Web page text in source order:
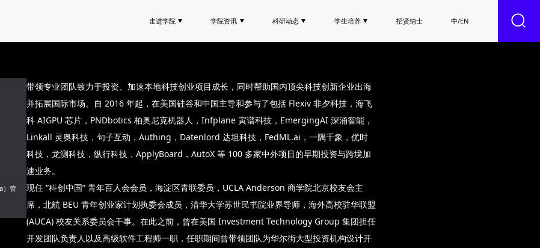
走进学院 学院资讯 科研动态 学生培养 招贤纳士 中/EN
）管
带领专业团队致力于投资、加速本地科技创业项目成长，同时帮助国内顶尖科技创新企业出海
并拓展国际市场。自 2016 年起，在美国硅谷和中国主导和参与了包括 Flexiv 非夕科技，海飞
科 AIGPU 芯片，PNDbotics 柏奥尼克机器人，Infplane 寅谱科技，EmergingAI 深涌智能，
Linkall 灵奥科技，句子互动，Authing，Datenlord 达坦科技，FedML.ai，一隅千象，优时
科技，龙测科技，纵行科技，ApplyBoard，AutoX 等 100 多家中外项目的早期投资与跨境加
速业务。
现任 “科创中国” 青年百人会会员，海淀区青联委员，UCLA Anderson 商学院北京校友会主
席，北航 BEU 青年创业家计划执委会成员，清华大学苏世民书院业界导师，海外高校驻华联盟
(AUCA) 校友关系委员会干事。在此之前，曾在美国 Investment Technology Group 集团担任
开发团队负责人以及高级软件工程师一职，任职期间曾带领团队为华尔街大型投资机构设计开